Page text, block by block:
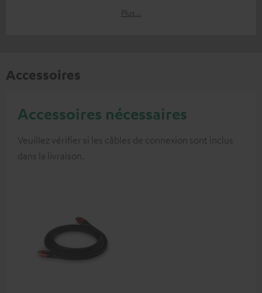
Plus…
Accessoires
Accessoires nécessaires
Veuillez vérifier si les câbles de connexion sont inclus
dans la livraison.